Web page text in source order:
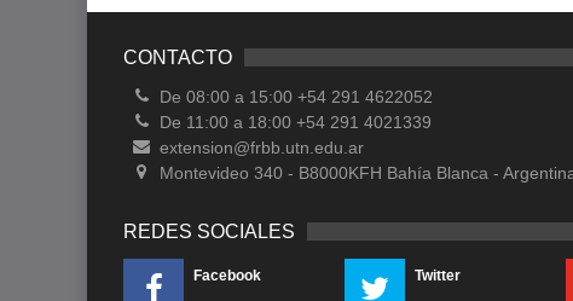
CONTACTO
De 08:00 a 15:00 +54 291 4622052
De 11:00 a 18:00 +54 291 4021339
extension@frbb.utn.edu.ar
Montevideo 340 - B8000KFH Bahía Blanca -
REDES SOCIALES
Facebook Twitter